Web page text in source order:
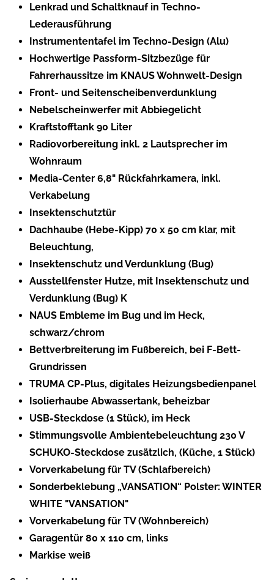
Lenkrad und Schaltknauf in Techno-
Lederausführung
Instrumententafel im Techno-Design (Alu)
Hochwertige Passform-Sitzbezüge für
Fahrerhaussitze im KNAUS Wohnwelt-Design
Front- und Seitenscheibenverdunklung
Nebelscheinwerfer mit Abbiegelicht
Kraftstofftank 90 Liter
Radiovorbereitung inkl. 2 Lautsprecher im
Wohnraum
Media-Center 6,8" Rückfahrkamera, inkl.
Verkabelung
Insektenschutztür
Dachhaube (Hebe-Kipp) 70 x 50 cm klar, mit
Beleuchtung,
Insektenschutz und Verdunklung (Bug)
Ausstellfenster Hutze, mit Insektenschutz und
Verdunklung (Bug) K
NAUS Embleme im Bug und im Heck,
schwarz/chrom
Bettverbreiterung im Fußbereich, bei F-Bett-
Grundrissen
TRUMA CP-Plus, digitales Heizungsbedienpanel
Isolierhaube Abwassertank, beheizbar
USB-Steckdose (1 Stück), im Heck
Stimmungsvolle Ambientebeleuchtung 230 V
SCHUKO-Steckdose zusätzlich, (Küche, 1 Stück)
Vorverkabelung für TV (Schlafbereich)
Sonderbeklebung „VANSATION“ Polster: WINTER
WHITE "VANSATION"
Vorverkabelung für TV (Wohnbereich)
Garagentür 80 x 110 cm, links
Markise weiß